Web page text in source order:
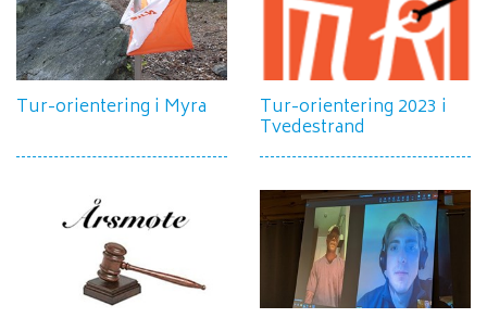
Tur-orientering i Myra Tur-orientering 2023 i
Tvedestrand